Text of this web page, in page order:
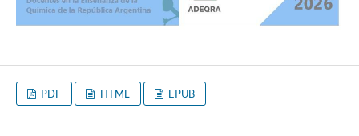
PDF HTML EPUB